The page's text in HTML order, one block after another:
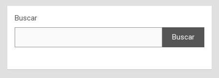
Buscar
Buscar